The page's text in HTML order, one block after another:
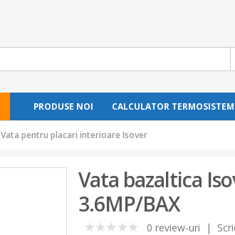
PRODUSE NOI CALCULATOR TERMOSISTEM
Vata pentru placari interioare Isover
Vata bazaltica
3.6MP/BAX
0 review-uri |